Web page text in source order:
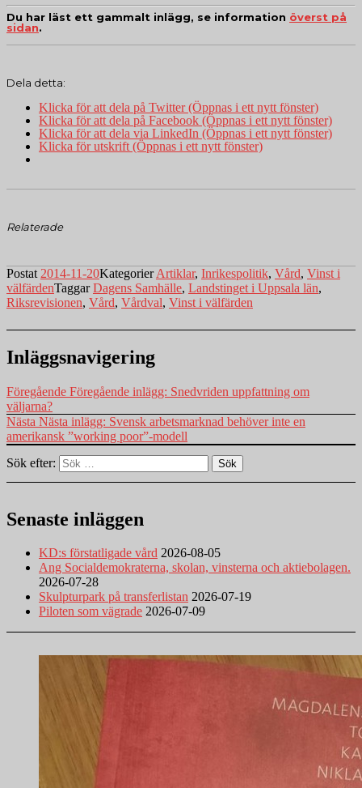
Du har läst ett gammalt inlägg, se information överst på
sidan.
Dela detta:
Klicka för att dela på Twitter (Öppnas i ett nytt fönster)
Klicka för att dela på Facebook (Öppnas i ett nytt fönster)
Klicka för att dela via LinkedIn (Öppnas i ett nytt fönster)
Klicka för utskrift (Öppnas i ett nytt fönster)
Relaterade
Postat 2014-11-20KategorierArtiklar, Inrikespolitik, Vård, Vinst i
välfärdenTaggarDagens Samhälle, Landstinget i Uppsala län,
Riksrevisionen, Vård, Vårdval, Vinst i välfärden
Inläggsnavigering
Föregående Föregående inlägg: Snedvriden uppfattning om
väljarna?
Nästa Nästa inlägg: Svensk arbetsmarknad behöver inte en
amerikansk ”working poor”-modell
Sök efter:
Sök
Senaste inläggen
KD:s förstatligade vård 2026-08-05
Ang Socialdemokraterna, skolan, vinsterna och aktiebolagen.
2026-07-28
Skulpturpark på transferlistan 2026-07-19
Piloten som vägrade 2026-07-09